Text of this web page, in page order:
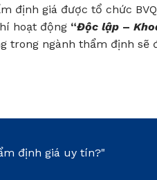
định giá được tổ chức
hoạt động “Độc lập –
trong ngành thẩm định sẽ
định giá uy tín?"